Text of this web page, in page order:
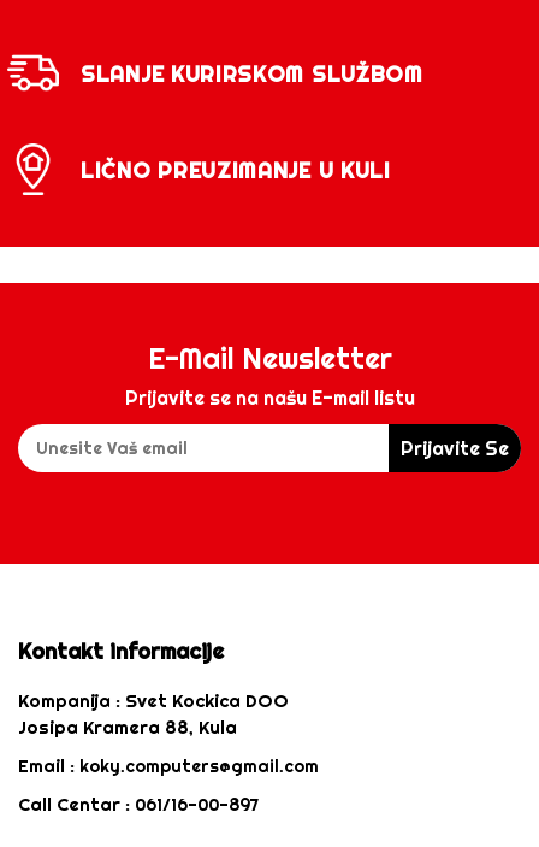
SLANJE KURIRSKOM SLUŽBOM
LIČNO PREUZIMANJE U KULI
E-Mail Newsletter
Prijavite se na našu E-mail listu
Prijavite Se
Kontakt informacije
Kompanija : Svet Kockica DOO
Josipa Kramera 88, Kula
Email : koky.computers@gmail.com
Call Centar : 061/16-00-897